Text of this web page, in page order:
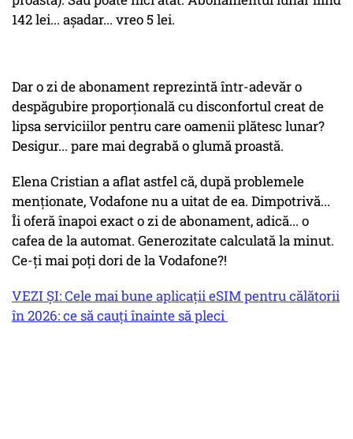
142 lei... așadar... vreo 5 lei.
Dar o zi de abonament reprezintă într-adevăr o
despăgubire proporțională cu disconfortul creat de
lipsa serviciilor pentru care oamenii plătesc lunar?
Desigur... pare mai degrabă o glumă proastă.
Elena Cristian a aflat astfel că, după problemele
menționate, Vodafone nu a uitat de ea. Dimpotrivă...
Îi oferă înapoi exact o zi de abonament, adică... o
cafea de la automat. Generozitate calculată la minut.
Ce-ți mai poți dori de la Vodafone?!
VEZI ȘI: Cele mai bune aplicații eSIM pentru călătorii
în 2026: ce să cauți înainte să pleci